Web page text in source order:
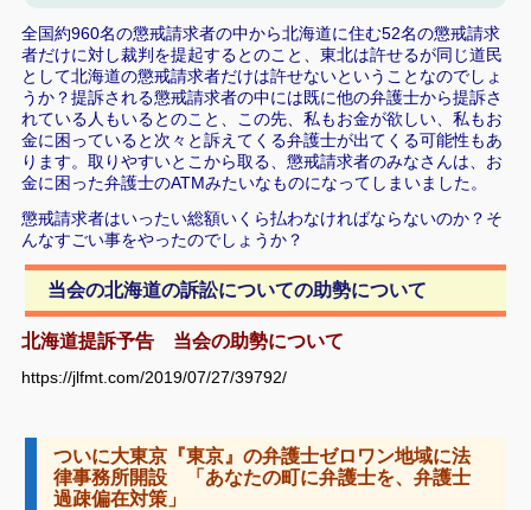
全国約960名の懲戒請求者の中から北海道に住む52名の懲戒請求
者だけに対し裁判を提起するとのこと、東北は許せるが同じ道民
として北海道の懲戒請求者だけは許せないということなのでしょ
うか？提訴される懲戒請求者の中には既に他の弁護士から提訴さ
れている人もいるとのこと、この先、私もお金が欲しい、私もお
金に困っていると次々と訴えてくる弁護士が出てくる可能性もあ
ります。取りやすいとこから取る、懲戒請求者のみなさんは、お
金に困った弁護士のATMみたいなものになってしまいました。
懲戒請求者はいったい総額いくら払わなければならないのか？そ
んなすごい事をやったのでしょうか？
当会の北海道の訴訟についての助勢について
北海道提訴予告 当会の助勢について
https://jlfmt.com/2019/07/27/39792/
ついに大東京『東京』の弁護士ゼロワン地域に法
律事務所開設 「あなたの町に弁護士を、弁護士
過疎偏在対策」